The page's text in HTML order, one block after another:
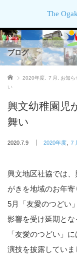
The
ブログ
ホーム 2020年度 ７月 お知ら
い
興文幼稚園児
舞い
2020.7.9 2020年度 ７
興文地区社協では
がきを地域のお年寄
5月「友愛のつどい
影響を受け延期とな
「友愛のつどい」
演技を披露していま